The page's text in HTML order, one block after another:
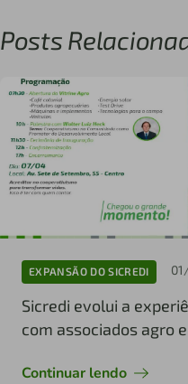
Posts
EXPANSÃO DO SICREDI
Sicredi evolui a
com associados agro
Continuar lendo